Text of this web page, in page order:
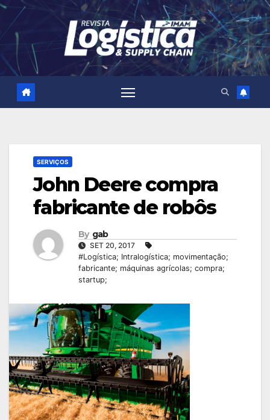
Skip
content
SERVIÇOS
John Deere compra
fabricante de robôs
By gab
SET 20, 2017
#Logística; Intralogística; movimentação;
fabricante; máquinas agrícolas; compra;
startup;